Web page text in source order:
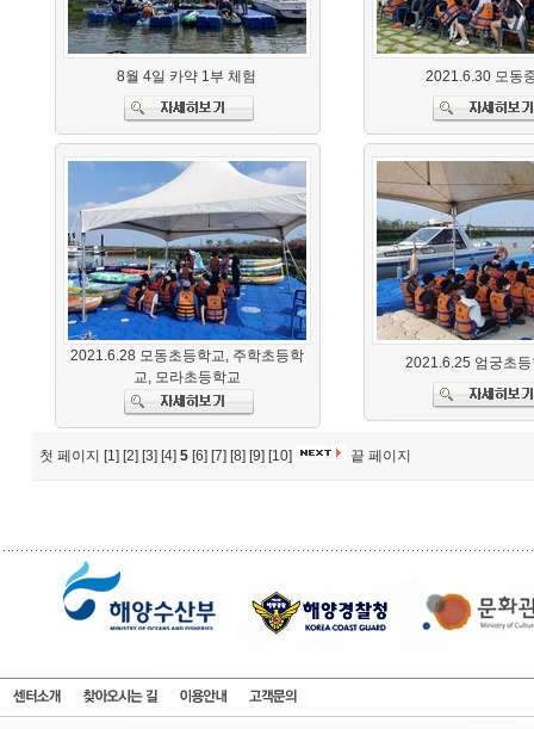
8월 4일 카약 1부 체험 2021.6.30 모동
2021.6.28 모동초등학교, 주학초등학
교, 모라초등학교
2021.6.25 엄궁초
첫 페이지 [1] [2] [3] [4] 5 [6] [7] [8] [9] [10] 끝 페이지